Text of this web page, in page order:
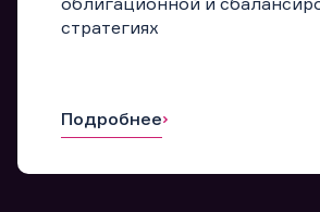
стратегиях
Подробнее